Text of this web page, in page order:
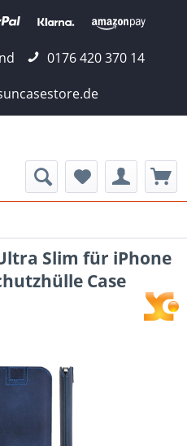
0176 420 370 14
Slim für iPhone
Case